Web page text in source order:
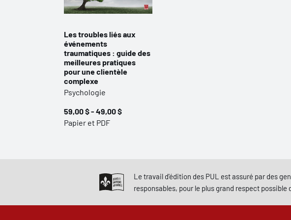
Les troubles liés aux
événements
traumatiques : guide des
meilleures pratiques
pour une clientèle
complexe
Psychologie
59,00 $ - 49,00 $
Papier et PDF
Le travail d'édition des PUL est assuré par des
responsables, pour le plus grand respect possible